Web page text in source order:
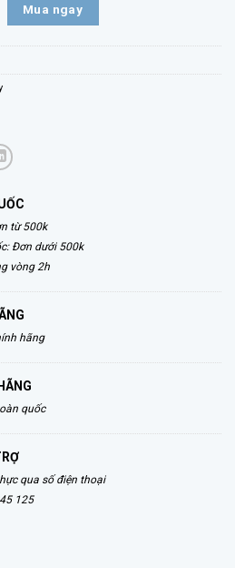
Mua ngay
từ 500k
Đơn dưới 500k
vòng 2h
hãng
quốc
qua số điện thoại
125